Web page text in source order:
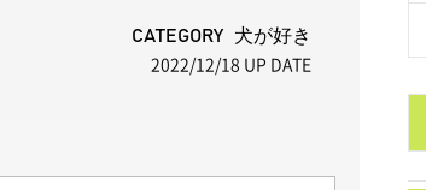
CATEGORY 犬が好き
2022/12/18 UP DATE